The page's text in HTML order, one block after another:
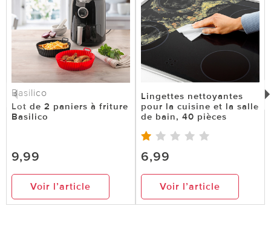
Basilico
Lot de 2 paniers à friture
Basilico
9,99
Voir l’article
Lingettes nettoyantes
pour la cuisine et la salle
de bain, 40 pièces
6,99
Voir l’article